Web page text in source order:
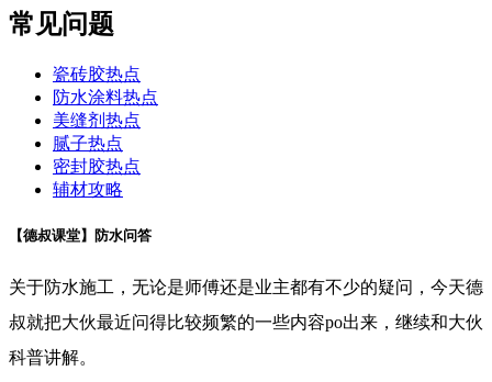
常见问题
瓷砖胶热点
防水涂料热点
美缝剂热点
腻子热点
密封胶热点
辅材攻略
【德叔课堂】防水问答
关于防水施工，无论是师傅还是业主都有不少的疑问，今天德
叔就把大伙最近问得比较频繁的一些内容po出来，继续和大伙
科普讲解。